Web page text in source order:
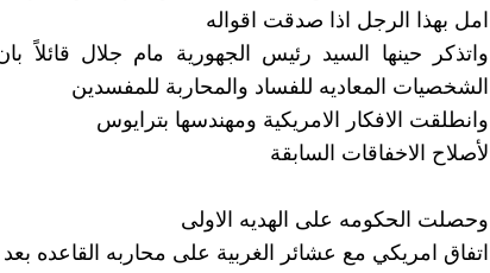
امل بهذا الرجل اذا صدقت اقواله
واتذكر حينها السيد رئيس الجهورية مام جلال قائلاً
الشخصيات المعاديه للفساد والمحاربة للمفسدين
وانطلقت الافكار الامريكية ومهندسها بترايوس
لأصلاح الاخفاقات السابقة
وحصلت الحكومه على الهديه الاولى
اتفاق امريكي مع عشائر الغربية على محاربه القاعده